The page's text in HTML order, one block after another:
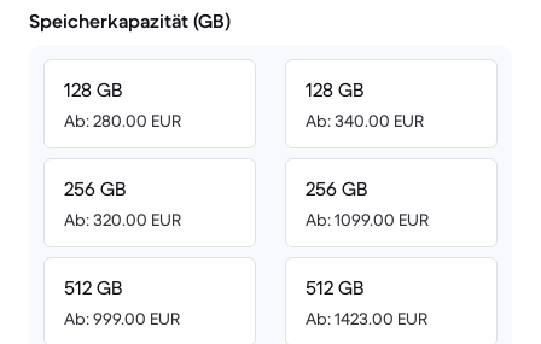
Speicherkapazität (GB)
128 GB
Ab: 280.00 EUR
256 GB
Ab: 320.00 EUR
512 GB
Ab: 999.00 EUR
128 GB
Ab: 340.00 EUR
256 GB
Ab: 1099.00 EUR
512 GB
Ab: 1423.00 EUR